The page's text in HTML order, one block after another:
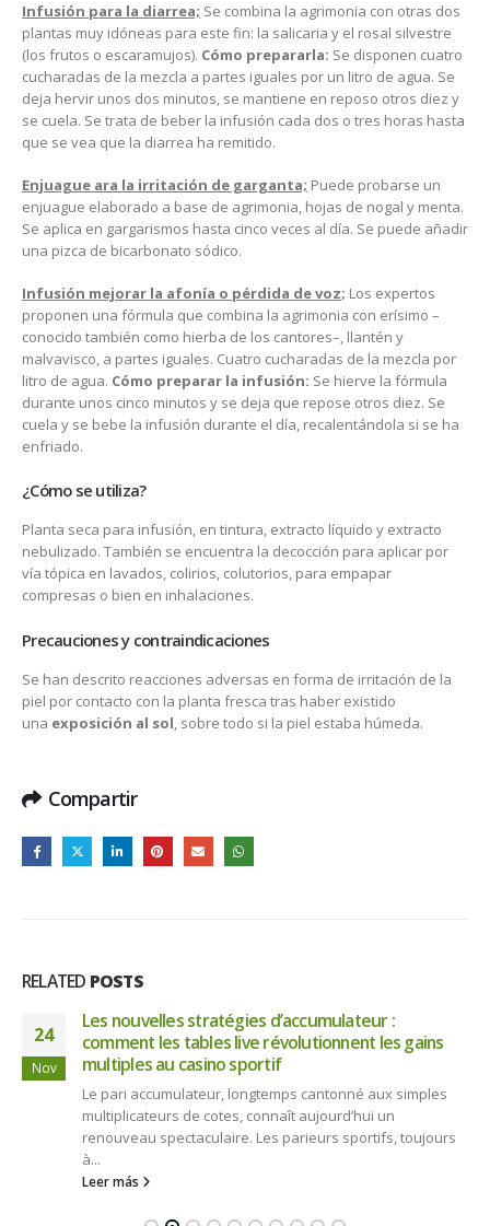
Infusión para la diarrea; Se combina la agrimonia con otras dos
plantas muy idóneas para este fin: la salicaria y el rosal silvestre
(los frutos o escaramujos). Cómo prepararla: Se disponen cuatro
cucharadas de la mezcla a partes iguales por un litro de agua. Se
deja hervir unos dos minutos, se mantiene en reposo otros diez y
se cuela. Se trata de beber la infusión cada dos o tres horas hasta
que se vea que la diarrea ha remitido.
Enjuague ara la irritación de garganta; Puede probarse un
enjuague elaborado a base de agrimonia, hojas de nogal y menta.
Se aplica en gargarismos hasta cinco veces al día. Se puede añadir
una pizca de bicarbonato sódico.
Infusión mejorar la afonía o pérdida de voz; Los expertos
proponen una fórmula que combina la agrimonia con erísimo –
conocido también como hierba de los cantores–, llantén y
malvavisco, a partes iguales. Cuatro cucharadas de la mezcla por
litro de agua. Cómo preparar la infusión: Se hierve la fórmula
durante unos cinco minutos y se deja que repose otros diez. Se
cuela y se bebe la infusión durante el día, recalentándola si se ha
enfriado.
¿Cómo se utiliza?
Planta seca para infusión, en tintura, extracto líquido y extracto
nebulizado. También se encuentra la decocción para aplicar por
vía tópica en lavados, colirios, colutorios, para empapar
compresas o bien en inhalaciones.
Precauciones y contraindicaciones
Se han descrito reacciones adversas en forma de irritación de la
piel por contacto con la planta fresca tras haber existido
una exposición al sol, sobre todo si la piel estaba húmeda.
Compartir
RELATED POSTS
24
Nov
Les nouvelles stratégies d’accumulateur :
comment les tables live révolutionnent les gains
multiples au casino sportif
Le pari accumulateur, longtemps cantonné aux simples
multiplicateurs de cotes, connaît aujourd’hui un
renouveau spectaculaire. Les parieurs sportifs, toujours
à...
Leer más